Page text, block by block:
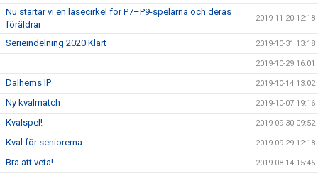
Nu startar vi en läsecirkel för P7–P9-spelarna och deras
föräldrar
2019-11-20 12:18
Serieindelning 2020 Klart 2019-10-31 13:18
2019-10-29 16:01
Dalhems IP 2019-10-14 13:02
Ny kvalmatch 2019-10-07 19:16
Kvalspel! 2019-09-30 09:52
Kval för seniorerna 2019-09-29 12:18
Bra att veta! 2019-08-14 15:45